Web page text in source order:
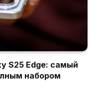
S25 Edge: самый
набором